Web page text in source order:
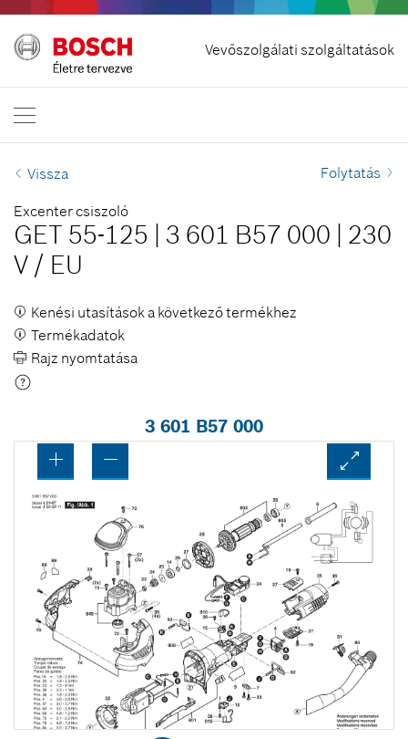
Vevőszolgálati szolgáltatások
Szerződés visszavonása
Bosch Professional
Lépjen velünk kapcsolatba
Vissza Folytatás
Excenter csiszoló
GET 55-125 3 601 B57 000 230
V / EU
Kenési utasítások a következő termékhez
Termékadatok
Rajz nyomtatása
3 601 B57 000